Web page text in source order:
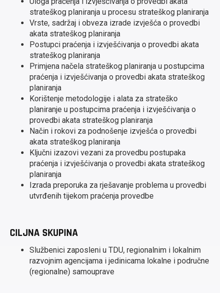
strateškog planiranja u procesu strateškog planiranja
Vrste, sadržaj i obveza izrade izvješća o provedbi
akata strateškog planiranja
Postupci praćenja i izvješćivanja o provedbi akata
strateškog planiranja
Primjena načela strateškog planiranja u postupcima
praćenja i izvješćivanja o provedbi akata strateškog
planiranja
Korištenje metodologije i alata za strateško
planiranje u postupcima praćenja i izvješćivanja o
provedbi akata strateškog planiranja
Način i rokovi za podnošenje izvješća o provedbi
akata strateškog planiranja
Ključni izazovi vezani za provedbu postupaka
praćenja i izvješćivanja o provedbi akata strateškog
planiranja
Izrada preporuka za rješavanje problema u provedbi
utvrđenih tijekom praćenja provedbe
CILJNA SKUPINA
Službenici zaposleni u TDU, regionalnim i lokalnim
razvojnim agencijama i jedinicama lokalne i područne
(regionalne) samouprave